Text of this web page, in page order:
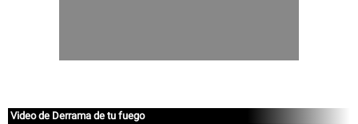
Video de Derrama de tu fuego